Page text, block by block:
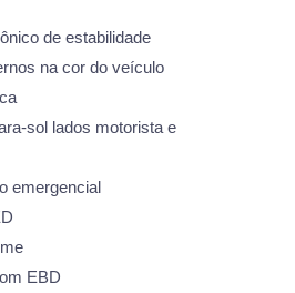
de estabilidade
na cor do veículo
sol lados motorista e
emergencial
EBD